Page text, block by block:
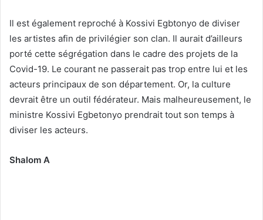
Il est également reproché à Kossivi Egbtonyo de diviser
les artistes afin de privilégier son clan. Il aurait d’ailleurs
porté cette ségrégation dans le cadre des projets de la
Covid-19. Le courant ne passerait pas trop entre lui et les
acteurs principaux de son département. Or, la culture
devrait être un outil fédérateur. Mais malheureusement, le
ministre Kossivi Egbetonyo prendrait tout son temps à
diviser les acteurs.
Shalom A